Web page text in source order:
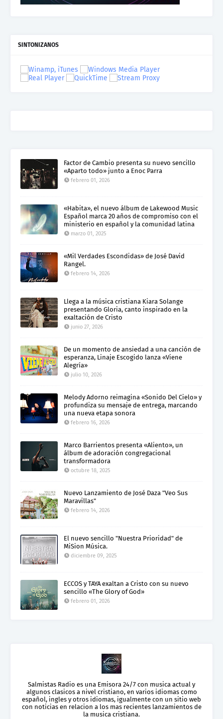
SINTONIZANOS
Factor de Cambio presenta su nuevo sencillo
«Aparto todo» junto a Enoc Parra
febrero 01, 2026
«Habita», el nuevo álbum de Lakewood Music
Español marca 20 años de compromiso con el
ministerio en español y la comunidad latina
marzo 01, 2025
«Mil Verdades Escondidas» de José David
Rangel.
febrero 14, 2026
Llega a la música cristiana Kiara Solange
presentando Gloria, canto inspirado en la
exaltación de Cristo
junio 27, 2026
De un momento de ansiedad a una canción de
esperanza, Linaje Escogido lanza «Viene
Alegría»
julio 10, 2026
Melody Adorno reimagina «Sonido Del Cielo» y
profundiza su mensaje de entrega, marcando
una nueva etapa sonora
febrero 16, 2026
Marco Barrientos presenta «Aliento», un
álbum de adoración congregacional
transformadora
octubre 18, 2025
Nuevo Lanzamiento de José Daza "Veo Sus
Maravillas"
febrero 14, 2026
El nuevo sencillo "Nuestra Prioridad" de
MiSion Música.
diciembre 09, 2025
ECCOS y TAYA exaltan a Cristo con su nuevo
sencillo «The Glory of God»
febrero 01, 2026
Salmistas Radio es una Emisora 24/7 con musica actual y
algunos clasicos a nivel cristiano, en varios idiomas como
español, ingles y otros idiomas, igualmente con un sitio web
con noticias en relacion a los mas recientes lanzamientos de
la musica cristiana.